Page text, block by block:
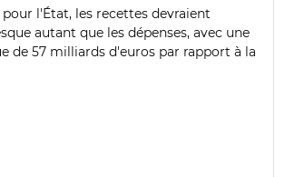
l'État, les recettes devraient
autant que les dépenses, avec une
de 57 milliards d'euros par rapport à la